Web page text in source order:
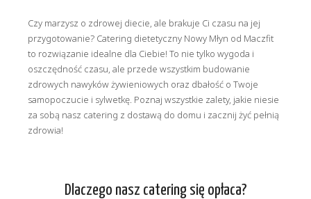
Czy marzysz o zdrowej diecie, ale brakuje Ci czasu na jej
przygotowanie? Catering dietetyczny Nowy Młyn od Maczfit
to rozwiązanie idealne dla Ciebie! To nie tylko wygoda i
oszczędność czasu, ale przede wszystkim budowanie
zdrowych nawyków żywieniowych oraz dbałość o Twoje
samopoczucie i sylwetkę. Poznaj wszystkie zalety, jakie niesie
za sobą nasz catering z dostawą do domu i zacznij żyć pełnią
zdrowia!
Dlaczego nasz catering się opłaca?